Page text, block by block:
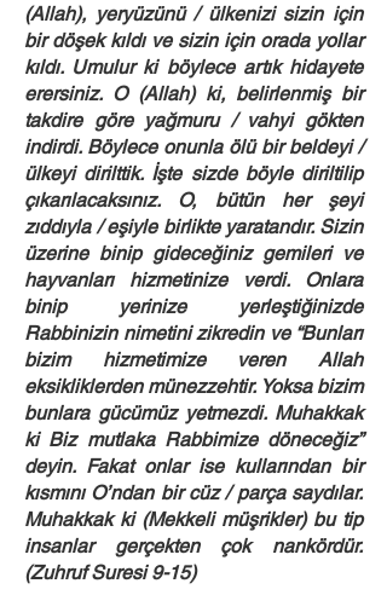
(Allah), yeryüzünü / ülkenizi sizin için
bir döşek kıldı ve sizin için orada yollar
kıldı. Umulur ki böylece artık hidayete
erersiniz. O (Allah) ki, belirlenmiş bir
takdire göre yağmuru / vahyi gökten
indirdi. Böylece onunla ölü bir beldeyi /
ülkeyi dirilttik. İşte sizde böyle diriltilip
çıkarılacaksınız. O, bütün her şeyi
zıddıyla / eşiyle birlikte yaratandır. Sizin
üzerine binip gideceğiniz gemileri ve
hayvanları hizmetinize verdi. Onlara
binip yerinize yerleştiğinizde
Rabbinizin nimetini zikredin ve “Bunları
bizim hizmetimize veren Allah
eksikliklerden münezzehtir. Yoksa bizim
bunlara gücümüz yetmezdi. Muhakkak
ki Biz mutlaka Rabbimize döneceğiz”
deyin. Fakat onlar ise kullarından bir
kısmını O’ndan bir cüz / parça saydılar.
Muhakkak ki (Mekkeli müşrikler) bu tip
insanlar gerçekten çok nankördür.
(Zuhruf Suresi 9-15)